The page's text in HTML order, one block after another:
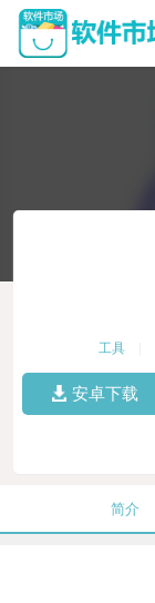
工具
安卓下载
简介